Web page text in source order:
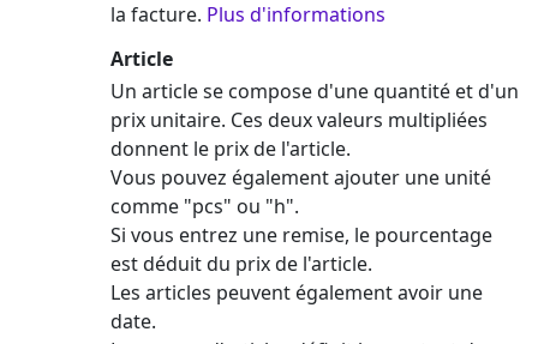
la facture. Plus d'informations
Article
Un article se compose d'une quantité et d'un
prix unitaire. Ces deux valeurs multipliées
donnent le prix de l'article.
Vous pouvez également ajouter une unité
comme "pcs" ou "h".
Si vous entrez une remise, le pourcentage
est déduit du prix de l'article.
Les articles peuvent également avoir une
date.